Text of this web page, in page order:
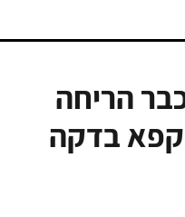
הריחה
קפא בדקה